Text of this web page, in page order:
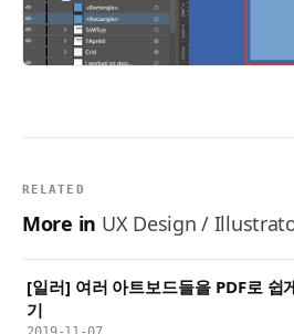
RELATED
More in UX Design /
[일러] 여러 아트보드들을 PDF로 쉽
기